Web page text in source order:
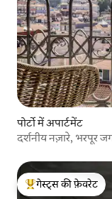
पोर्टो में अपार्टमेंट
दर्शनीय नज़ारे, भरपूर
गेस्ट्स का टॉप फ़ेवरेट
गेस्ट्स की फ़ेवरेट